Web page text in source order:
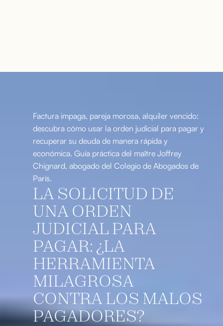
Factura impaga, pareja morosa, alquiler vencido:
descubra cómo usar la orden judicial para pagar y
recuperar su deuda de manera rápida y
económica. Guía práctica del maître Joffrey
Chignard, abogado del Colegio de Abogados de
París.
LA SOLICITUD DE
UNA ORDEN
JUDICIAL PARA
PAGAR: ¿LA
HERRAMIENTA
MILAGROSA
CONTRA LOS MALOS
PAGADORES?